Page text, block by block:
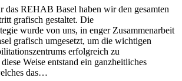
das REHAB Basel haben wir den gesamten
grafisch gestaltet. Die
wurde von uns, in enger Zusammenarbeit
grafisch umgesetzt, um die wichtigen
erfolgreich zu
Weise entstand ein ganzheitliches
das…